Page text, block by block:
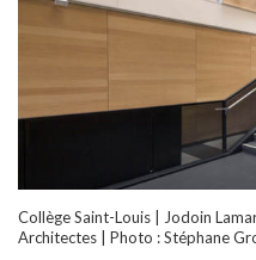
Collège Saint-Louis | Jodoin
Architectes | Photo : Stéphane